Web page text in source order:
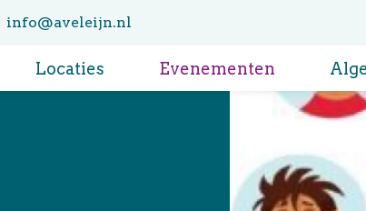
info@aveleijn.nl
Locaties Evenementen